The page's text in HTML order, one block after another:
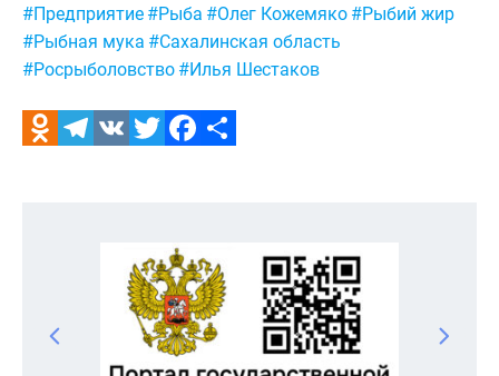
Метки:
#Предприятие #Рыба #Олег Кожемяко #Рыбий жир
#Рыбная мука #Сахалинская область
#Росрыболовство #Илья Шестаков